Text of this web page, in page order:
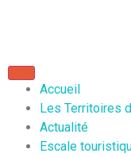
Accueil
Les Territoires
Actualité
Escale